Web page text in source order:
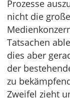
Prozesse
nicht die
Tatsachen
dies aber
der
zu
Zweifel zieht